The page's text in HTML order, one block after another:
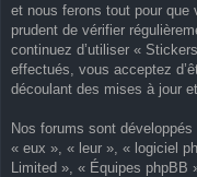
et nous ferons tout pour que
prudent de vérifier
continuez d’utiliser «
effectués, vous acceptez
découlant des mises à jour
Nos forums sont
« eux », « leur », « logiciel
Limited », « Équipes phpBB